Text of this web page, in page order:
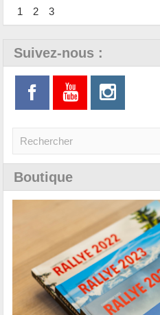
1 2 3
Suivez-nous :
Boutique